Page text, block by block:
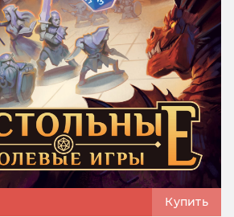
Купить